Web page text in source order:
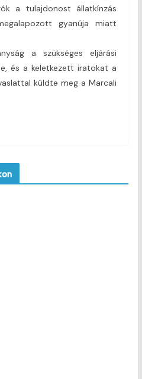
a tulajdonost állatkínzás
gyanúja miatt
a szükséges eljárási
és a keletkezett iratokat a
küldte meg a Marcali